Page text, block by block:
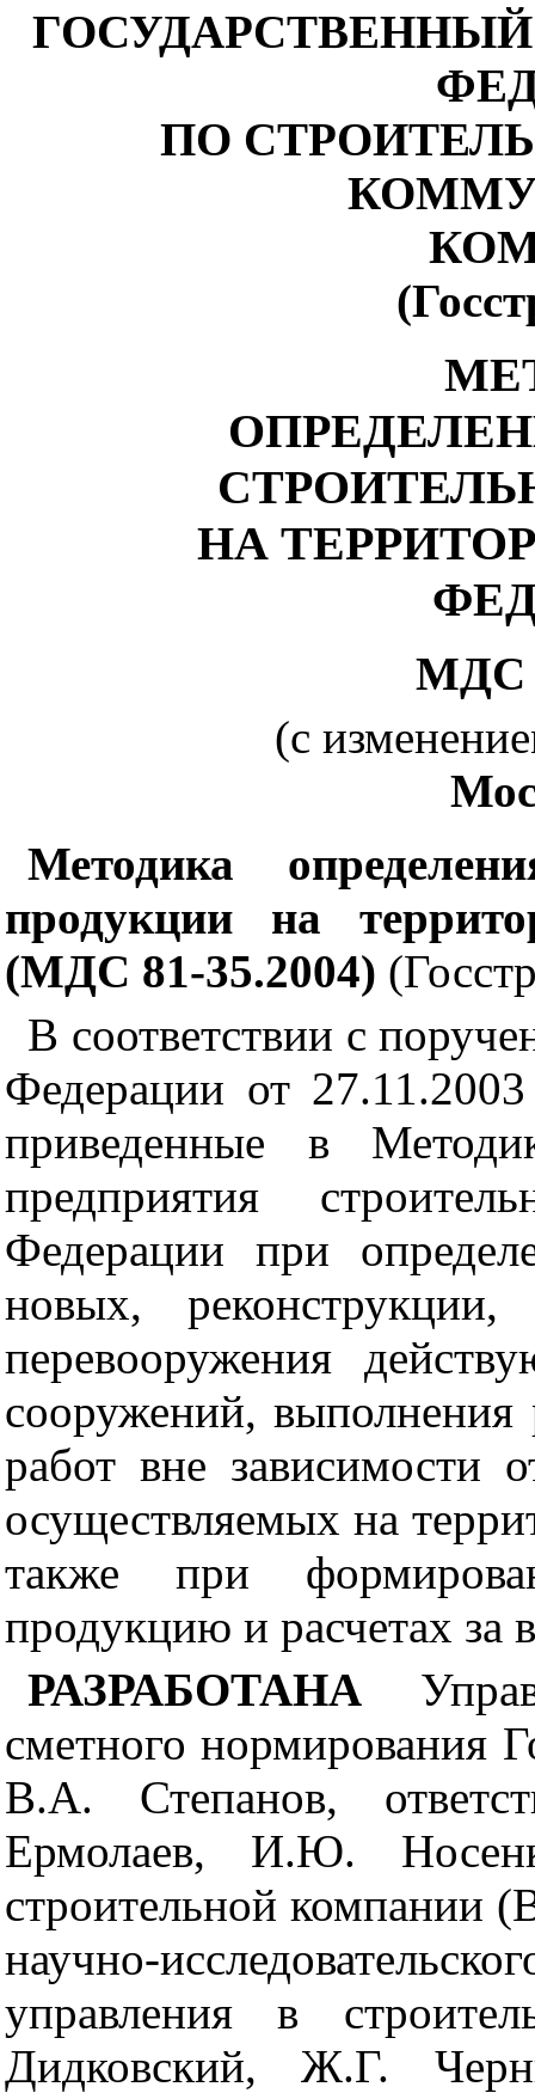
ПО
НА
(с
Методика
продукции на
(МДС 81-35.2004)
В соответствии с
Федерации от 27.11.2003
приведенные в
предприятия
Федерации при
новых,
перевооружения
сооружений,
работ вне зависимости
осуществляемых на
также при
продукцию и расчетах за
РАЗРАБОТАНА
сметного нормирования
В.А. Степанов,
Ермолаев, И.Ю.
строительной компании
научно-
управления в
Дидковский, Ж.Г. Черн